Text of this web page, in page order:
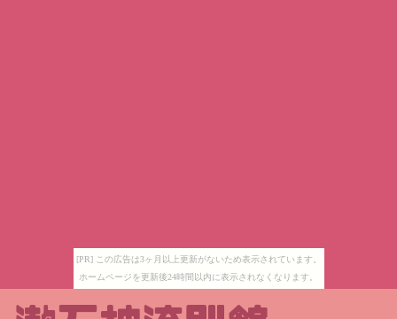
[PR] この広告は3ヶ月以上更新がないため表示されています。
ホームページを更新後24時間以内に表示されなくなります。